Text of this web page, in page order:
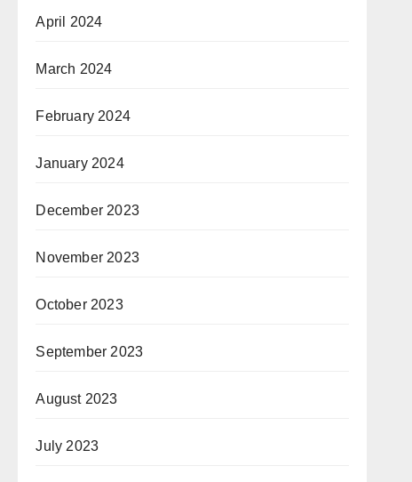
April 2024
March 2024
February 2024
January 2024
December 2023
November 2023
October 2023
September 2023
August 2023
July 2023